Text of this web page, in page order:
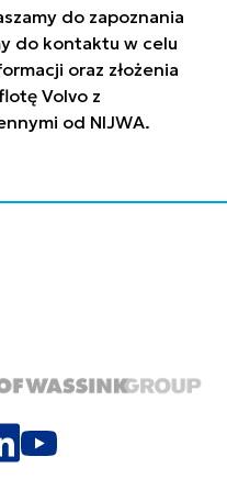
do zapoznania
do kontaktu w celu
oraz złożenia
Volvo z
od NIJWA.